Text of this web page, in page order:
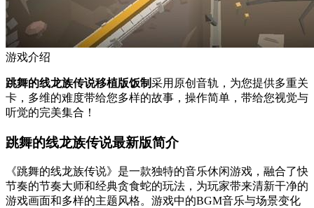
游戏介绍
跳舞的线龙族传说移植版饭制采用原创音轨，为您提供多重关
卡，多维的难度带给您多样的故事，操作简单，带给您视觉与
听觉的完美集合！
跳舞的线龙族传说最新版简介
《跳舞的线龙族传说》是一款独特的音乐休闲游戏，融合了快
节奏的节奏大师和经典贪食蛇的玩法，为玩家带来清新干净的
游戏画面和多样的主题风格。游戏中的BGM音乐与场景变化